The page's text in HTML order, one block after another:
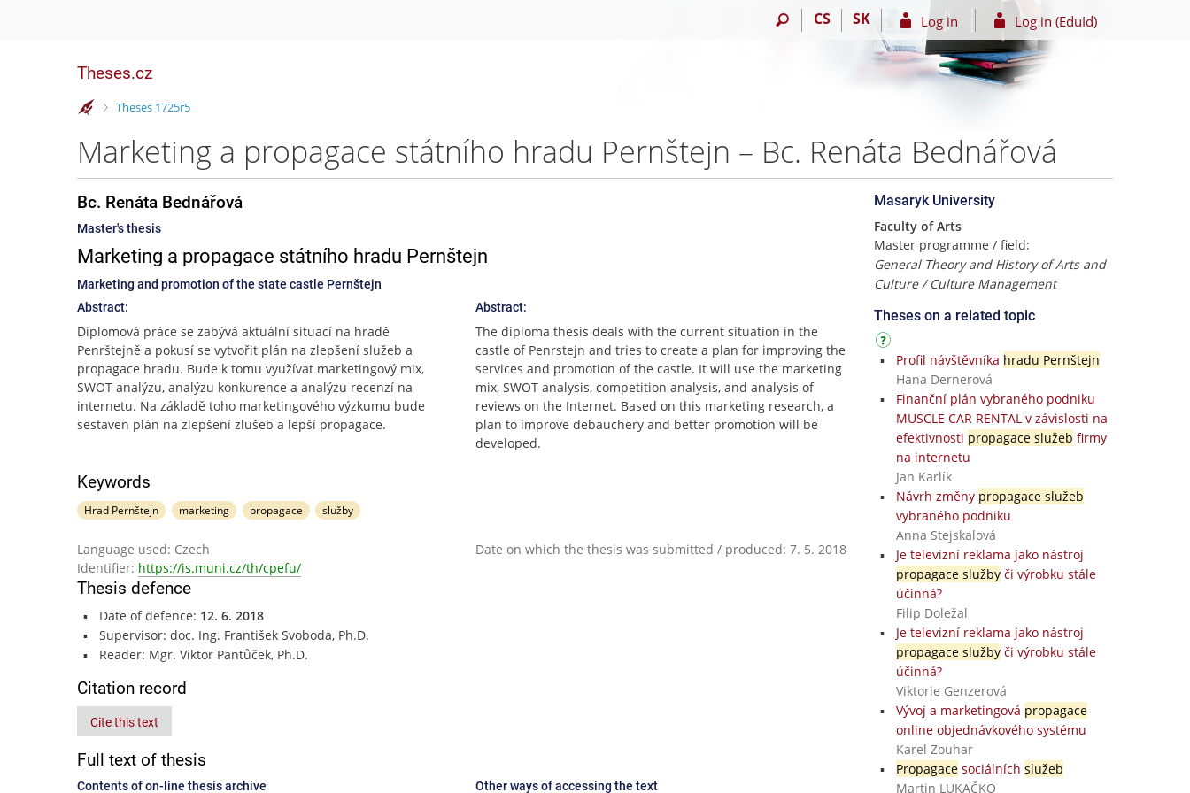
CS SK Log in Log in (EduId)
Theses.cz
>
Theses 1725r5
Marketing a propagace státního hradu Pernštejn – Bc. Renáta Bednářová
Bc. Renáta Bednářová
Master's thesis
Marketing a propagace státního hradu Pernštejn
Marketing and promotion of the state castle Pernštejn
Abstract:
Diplomová práce se zabývá aktuální situací na hradě
Penrštejně a pokusí se vytvořit plán na zlepšení služeb a
propagace hradu. Bude k tomu využívat marketingový mix,
SWOT analýzu, analýzu konkurence a analýzu recenzí na
internetu. Na základě toho marketingového výzkumu bude
sestaven plán na zlepšení zlušeb a lepší propagace.
Abstract:
The diploma thesis deals with the current situation in the
castle of Penrstejn and tries to create a plan for improving the
services and promotion of the castle. It will use the marketing
mix, SWOT analysis, competition analysis, and analysis of
reviews on the Internet. Based on this marketing research, a
plan to improve debauchery and better promotion will be
developed.
Keywords
Hrad Pernštejn marketing propagace služby
Language used: Czech
Date on which the thesis was submitted / produced: 7. 5. 2018
Identifier: https://is.muni.cz/th/cpefu/
Thesis defence
Date of defence: 12. 6. 2018
Supervisor: doc. Ing. František Svoboda, Ph.D.
Reader: Mgr. Viktor Pantůček, Ph.D.
Citation record
Cite this text
Full text of thesis
Contents of on-line thesis archive Other ways of accessing the text
Masaryk University
Faculty of Arts
Master programme / field:
General Theory and History of Arts and
Culture / Culture Management
Theses on a related topic
Profil návštěvníka hradu Pernštejn
Hana Dernerová
Finanční plán vybraného podniku
MUSCLE CAR RENTAL v závislosti na
efektivnosti propagace služeb firmy
na internetu
Jan Karlík
Návrh změny propagace služeb
vybraného podniku
Anna Stejskalová
Je televizní reklama jako nástroj
propagace službyči výrobku stále
účinná?
Filip Doležal
Je televizní reklama jako nástroj
propagace službyči výrobku stále
účinná?
Viktorie Genzerová
Vývoj a marketingová propagace
online objednávkového systému
Karel Zouhar
Propagacesociálních služeb
Martin LUKAČKO